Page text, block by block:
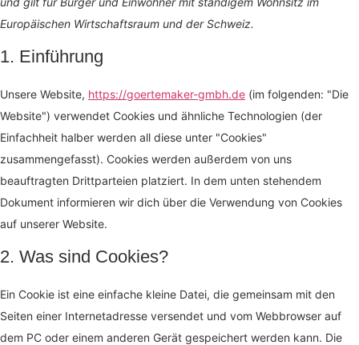
Europäischen Wirtschaftsraum und der Schweiz.
1. Einführung
Unsere Website, https://goertemaker-gmbh.de (im folgenden: "Die
Website") verwendet Cookies und ähnliche Technologien (der
Einfachheit halber werden all diese unter "Cookies"
zusammengefasst). Cookies werden außerdem von uns
beauftragten Drittparteien platziert. In dem unten stehendem
Dokument informieren wir dich über die Verwendung von Cookies
auf unserer Website.
2. Was sind Cookies?
Ein Cookie ist eine einfache kleine Datei, die gemeinsam mit den
Seiten einer Internetadresse versendet und vom Webbrowser auf
dem PC oder einem anderen Gerät gespeichert werden kann. Die